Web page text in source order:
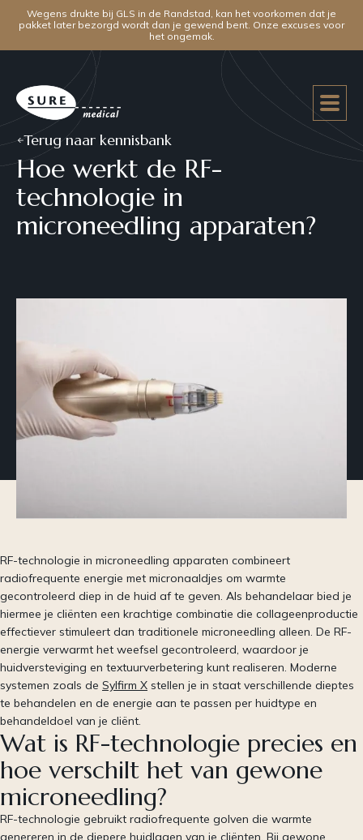
Wegens drukte bij GLS in de Randstad, kan het voorkomen dat je
pakket later bezorgd wordt dan je gewend bent. Onze excuses voor
het ongemak.
Terug naar kennisbank
Hoe werkt de RF-
technologie in
microneedling apparaten?
RF-technologie in microneedling apparaten combineert
radiofrequente energie met micronaaldjes om warmte
gecontroleerd diep in de huid af te geven. Als behandelaar bied je
hiermee je cliënten een krachtige combinatie die collageenproductie
effectiever stimuleert dan traditionele microneedling alleen. De RF-
energie verwarmt het weefsel gecontroleerd, waardoor je
huidversteviging en textuurverbetering kunt realiseren. Moderne
systemen zoals de Sylfirm X stellen je in staat verschillende dieptes
te behandelen en de energie aan te passen per huidtype en
behandeldoel van je cliënt.
Wat is RF-technologie precies en
hoe verschilt het van gewone
microneedling?
RF-technologie gebruikt radiofrequente golven die warmte
genereren in de diepere huidlagen van je cliënten. Bij gewone